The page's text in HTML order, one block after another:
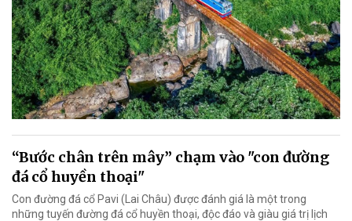
“Bước chân trên mây” chạm vào "con đường
đá cổ huyền thoại"
Con đường đá cổ Pavi (Lai Châu) được đánh giá là một trong
những tuyến đường đá cổ huyền thoại, độc đáo và giàu giá trị lịch